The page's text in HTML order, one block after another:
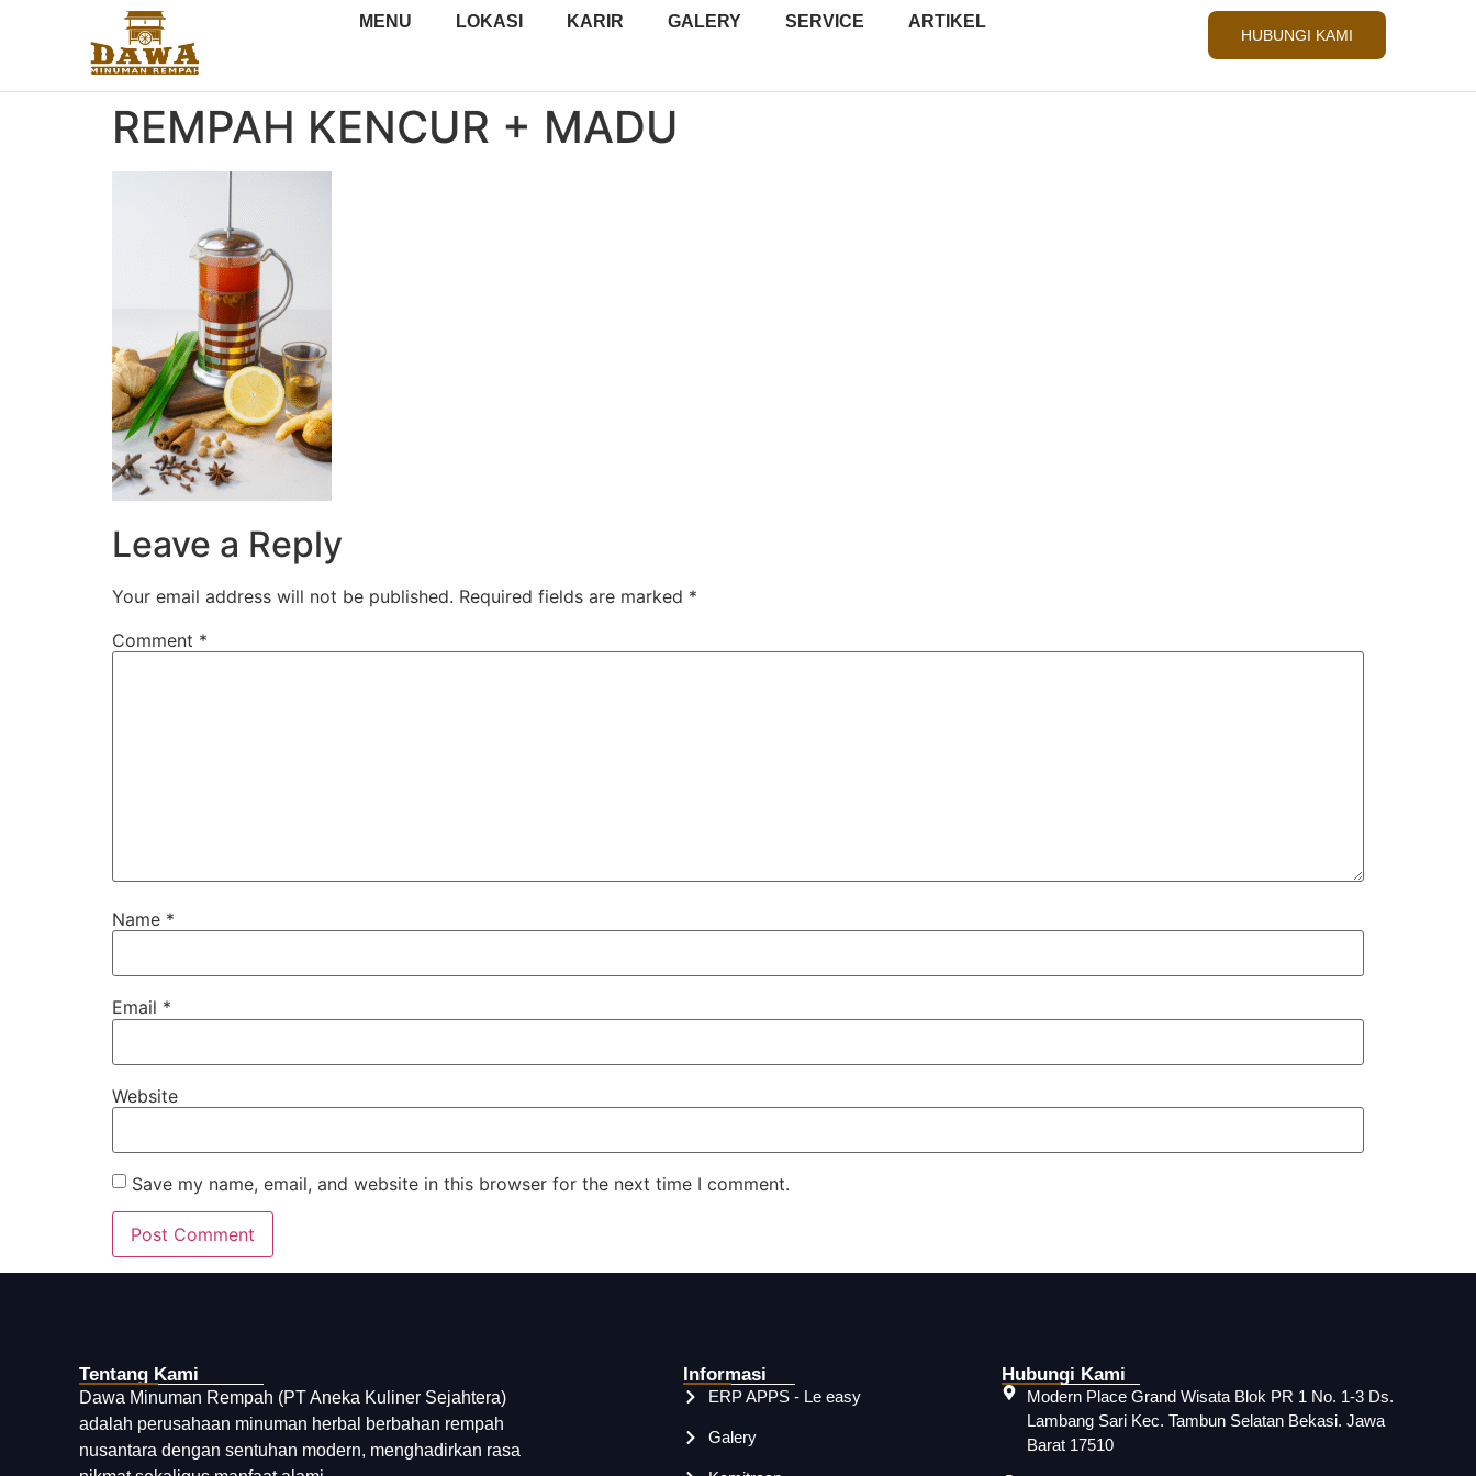
MENU LOKASI KARIR GALERY SERVICE ARTIKEL
HUBUNGI KAMI
REMPAH KENCUR + MADU
Leave a Reply
Your email address will not be published. Required fields are marked *
Comment *
Name *
Email *
Website
Save my name, email, and website in this browser for the next time I comment.
Tentang Kami
Dawa Minuman Rempah (PT Aneka Kuliner Sejahtera)
adalah perusahaan minuman herbal berbahan rempah
nusantara dengan sentuhan modern, menghadirkan rasa
Informasi
ERP APPS - Le easy
Galery
Hubungi Kami
Modern Place Grand Wisata Blok PR 1 No. 1-3 Ds.
Lambang Sari Kec. Tambun Selatan Bekasi. Jawa
Barat 17510